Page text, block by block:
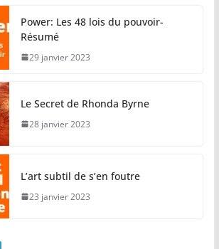
Power: Les 48 lois du pouvoir-
Résumé
29 janvier 2023
Le Secret de Rhonda Byrne
28 janvier 2023
L’art subtil de s’en foutre
23 janvier 2023